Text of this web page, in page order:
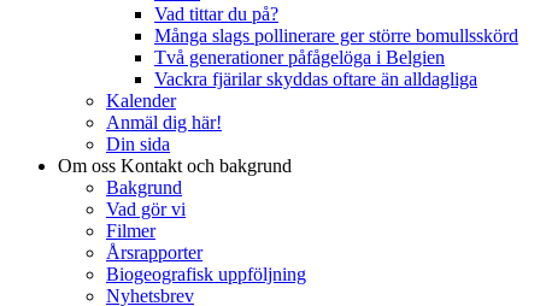
Vad tittar du på?
Många slags pollinerare ger större bomullsskörd
Två generationer påfågelöga i Belgien
Vackra fjärilar skyddas oftare än alldagliga
Kalender
Anmäl dig här!
Din sida
Om oss Kontakt och bakgrund
Bakgrund
Vad gör vi
Filmer
Årsrapporter
Biogeografisk uppföljning
Nyhetsbrev